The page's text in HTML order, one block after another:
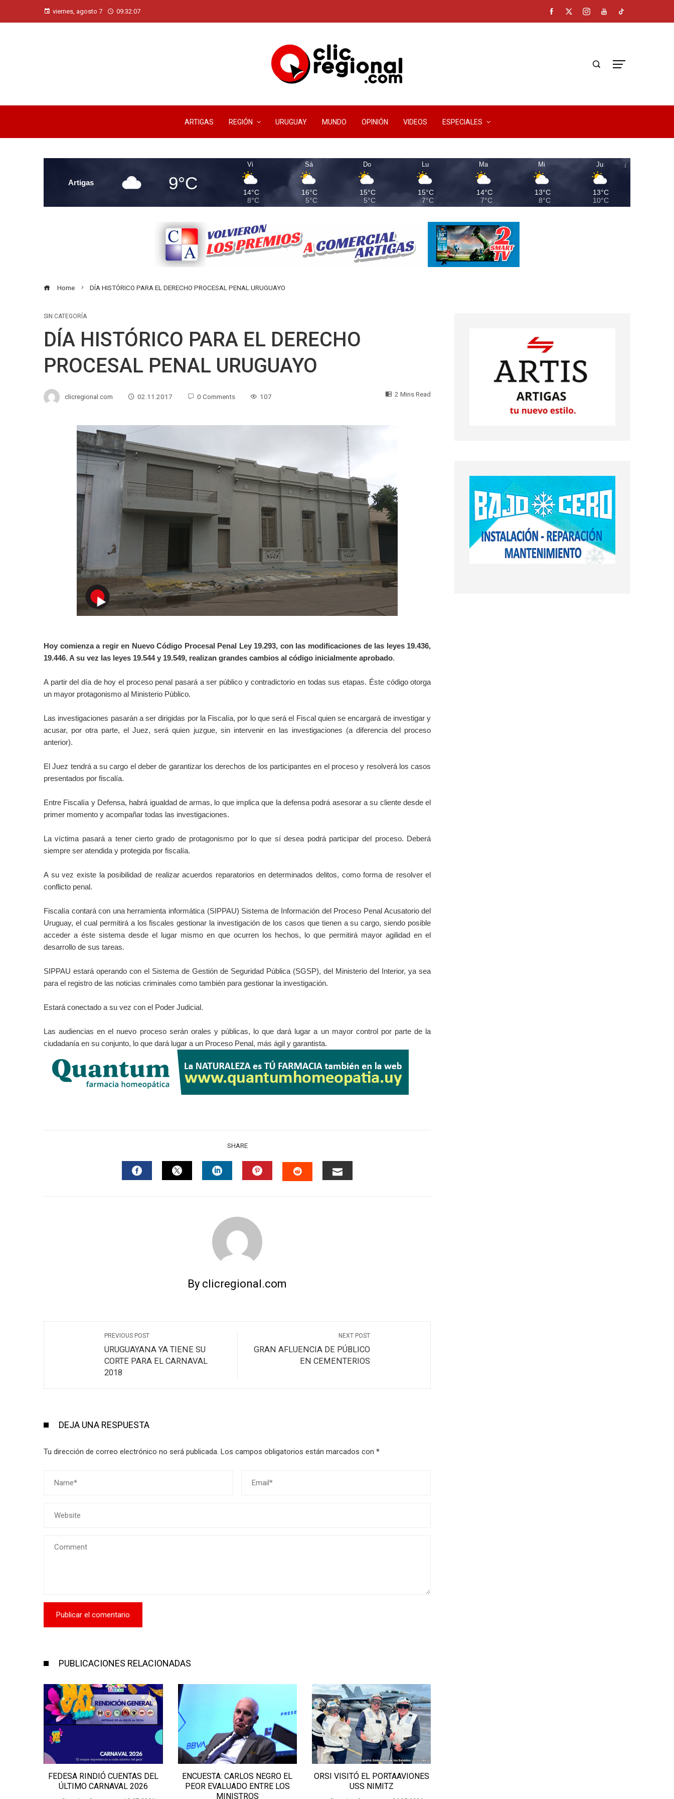
viernes, agosto 7 09:32:08
ARTIGAS REGIÓN URUGUAY MUNDO OPINIÓN VIDEOS ESPECIALES
Artigas 9°C
Vi
14°C
8°C
Sá
16°C
5°C
Do
15°C
5°C
Lu
15°C
7°C
Ma
14°C
7°C
Mi
13°C
8°C
Ju
13°C
10°C
Home DÍA HISTÓRICO PARA EL DERECHO PROCESAL PENAL URUGUAYO
SIN CATEGORÍA
DÍA HISTÓRICO PARA EL DERECHO
PROCESAL PENAL URUGUAYO
clicregional.com 02.11.2017 0 Comments 107 2 Mins Read
Hoy comienza a regir en Nuevo Código Procesal Penal Ley 19.293, con las modificaciones de las leyes 19.436,
19.446. A su vez las leyes 19.544 y 19.549, realizan grandes cambios al código inicialmente aprobado.
A partir del día de hoy el proceso penal pasará a ser público y contradictorio en todas sus etapas. Éste código otorga
un mayor protagonismo al Ministerio Público.
Las investigaciones pasarán a ser dirigidas por la Fiscalía, por lo que será el Fiscal quien se encargará de investigar y
acusar, por otra parte, el Juez, será quien juzgue, sin intervenir en las investigaciones (a diferencia del proceso
anterior).
El Juez tendrá a su cargo el deber de garantizar los derechos de los participantes en el proceso y resolverá los casos
presentados por fiscalía.
Entre Fiscalía y Defensa, habrá igualdad de armas, lo que implica que la defensa podrá asesorar a su cliente desde el
primer momento y acompañar todas las investigaciones.
La víctima pasará a tener cierto grado de protagonismo por lo que sí desea podrá participar del proceso. Deberá
siempre ser atendida y protegida por fiscalía.
A su vez existe la posibilidad de realizar acuerdos reparatorios en determinados delitos, como forma de resolver el
conflicto penal.
Fiscalía contará con una herramienta informática (SIPPAU) Sistema de Información del Proceso Penal Acusatorio del
Uruguay, el cual permitirá a los fiscales gestionar la investigación de los casos que tienen a su cargo, siendo posible
acceder a éste sistema desde el lugar mismo en que ocurren los hechos, lo que permitirá mayor agilidad en el
desarrollo de sus tareas.
SIPPAU estará operando con el Sistema de Gestión de Seguridad Pública (SGSP), del Ministerio del Interior, ya sea
para el registro de las noticias criminales como también para gestionar la investigación.
Estará conectado a su vez con el Poder Judicial.
Las audiencias en el nuevo proceso serán orales y públicas, lo que dará lugar a un mayor control por parte de la
ciudadanía en su conjunto, lo que dará lugar a un Proceso Penal, más ágil y garantista.
SHARE
By clicregional.com
PREVIOUS POST
URUGUAYANA YA TIENE SU
CORTE PARA EL CARNAVAL
2018
NEXT POST
GRAN AFLUENCIA DE PÚBLICO
EN CEMENTERIOS
DEJA UNA RESPUESTA
Tu dirección de correo electrónico no será publicada. Los campos obligatorios están marcados con *
PUBLICACIONES RELACIONADAS
RINDIÓ CUENTAS DEL
CARNAVAL 2026
ENCUESTA: CARLOS NEGRO EL
PEOR EVALUADO ENTRE LOS
ORSI VISITÓ EL PORTAAVIONES
USS NIMITZ
FEDESA RINDIÓ CUENTAS DEL
ÚLTIMO CARNAVAL 2026